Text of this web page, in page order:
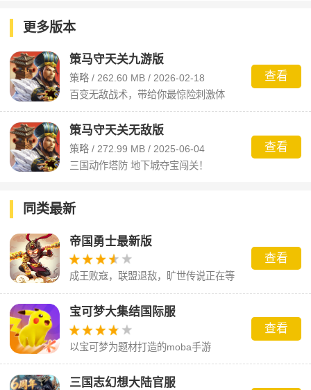
更多版本
策马守天关九游版
策略 / 262.60 MB / 2026-02-18
百变无敌战术，带给你最惊险刺激体
验！
查看
策马守天关无敌版
策略 / 272.99 MB / 2025-06-04
三国动作塔防 地下城夺宝闯关！
查看
同类最新
帝国勇士最新版
成王败寇，联盟退敌，旷世传说正在等
你来书写
查看
宝可梦大集结国际服
以宝可梦为题材打造的moba手游
查看
三国志幻想大陆官服